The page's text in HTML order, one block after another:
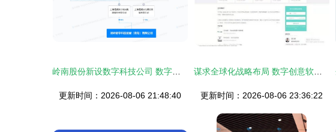
更新时间：2026-08-06 21:48:40 更新时间：2026-08-06 23:36:22